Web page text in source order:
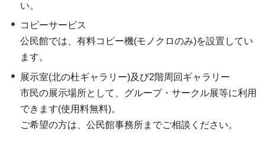
い。
コピーサービス
公民館では、有料コピー機(モノクロのみ)を設置してい
ます。
展示室(北の杜ギャラリー)及び2階周回ギャラリー
市民の展示場所として、グループ・サークル展等に利用
できます(使用料無料)。
ご希望の方は、公民館事務所までご相談ください。